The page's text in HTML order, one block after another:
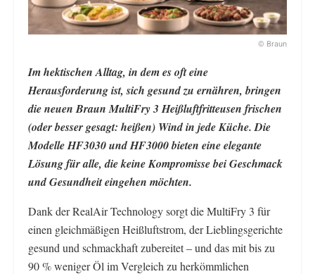
© Braun
Im hektischen Alltag, in dem es oft eine
Herausforderung ist, sich gesund zu ernähren, bringen
die neuen Braun MultiFry 3 Heißluftfritteusen frischen
(oder besser gesagt: heißen) Wind in jede Küche. Die
Modelle HF3030 und HF3000 bieten eine elegante
Lösung für alle, die keine Kompromisse bei Geschmack
und Gesundheit eingehen möchten.
Dank der RealAir Technology sorgt die MultiFry 3 für
einen gleichmäßigen Heißluftstrom, der Lieblingsgerichte
gesund und schmackhaft zubereitet – und das mit bis zu
90 % weniger Öl im Vergleich zu herkömmlichen